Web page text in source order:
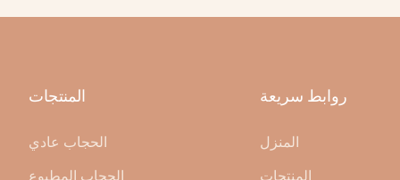
المنتجات روابط سريعة
المنزل